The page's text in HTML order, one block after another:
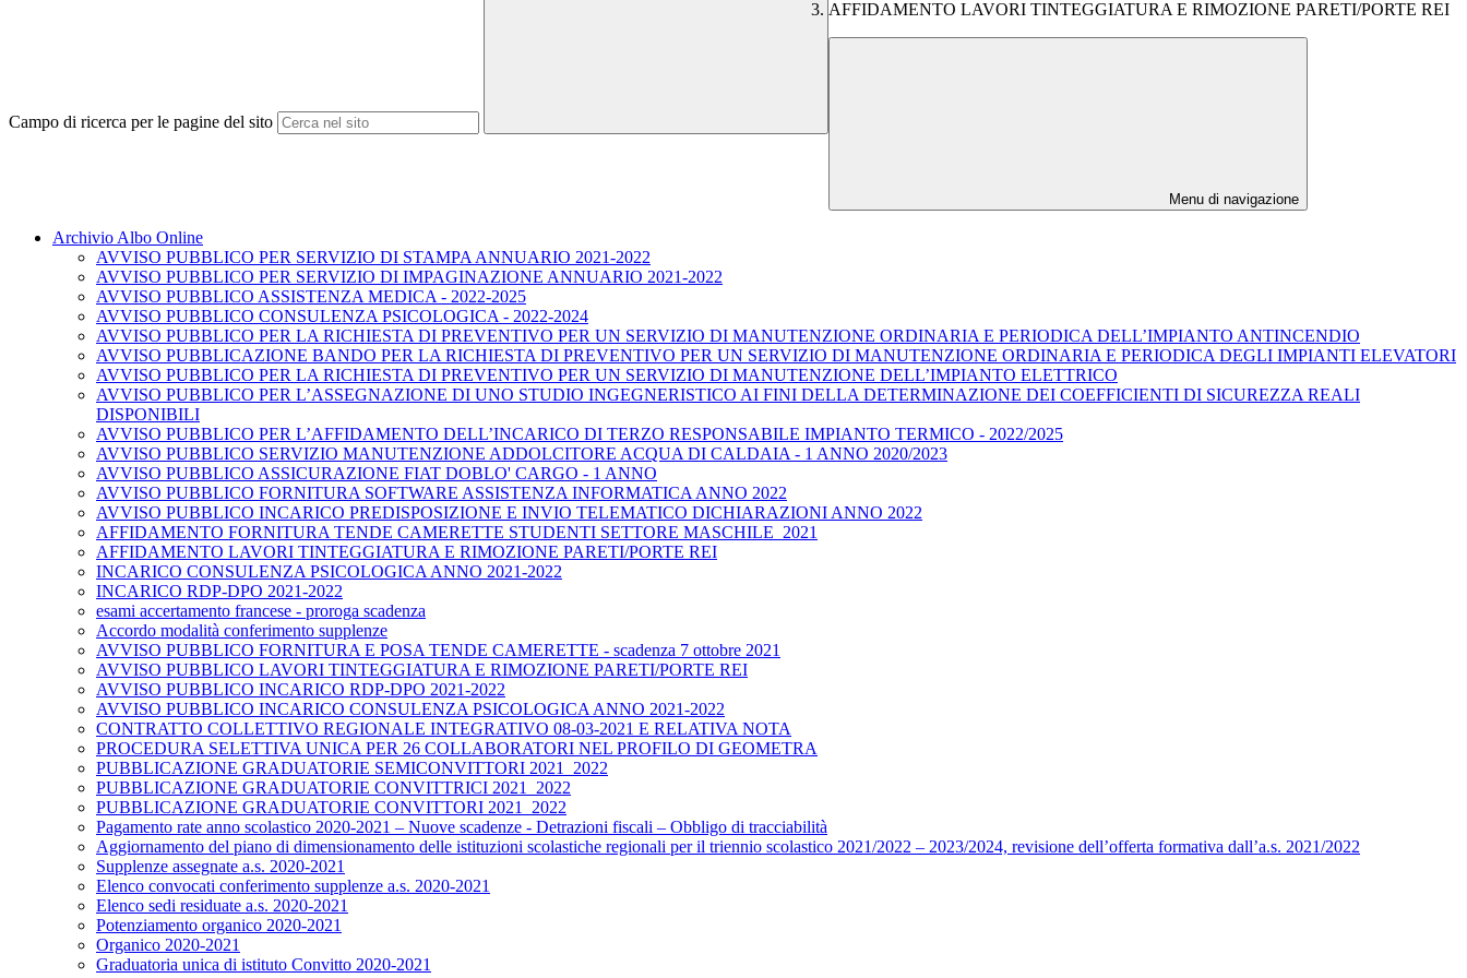
Campo di ricerca per le pagine del sito
AFFIDAMENTO LAVORI TINTEGGIATURA E RIMOZIONE PARETI/PORTE REI
Menu di navigazione
Archivio Albo Online
AVVISO PUBBLICO PER SERVIZIO DI STAMPA ANNUARIO 2021-2022
AVVISO PUBBLICO PER SERVIZIO DI IMPAGINAZIONE ANNUARIO 2021-2022
AVVISO PUBBLICO ASSISTENZA MEDICA - 2022-2025
AVVISO PUBBLICO CONSULENZA PSICOLOGICA - 2022-2024
AVVISO PUBBLICO PER LA RICHIESTA DI PREVENTIVO PER UN SERVIZIO DI MANUTENZIONE ORDINARIA E PERIODICA DELL’IMPIANTO ANTINCENDIO
AVVISO PUBBLICAZIONE BANDO PER LA RICHIESTA DI PREVENTIVO PER UN SERVIZIO DI MANUTENZIONE ORDINARIA E PERIODICA DEGLI IMPIANTI ELEVATORI
AVVISO PUBBLICO PER LA RICHIESTA DI PREVENTIVO PER UN SERVIZIO DI MANUTENZIONE DELL’IMPIANTO ELETTRICO
AVVISO PUBBLICO PER L’ASSEGNAZIONE DI UNO STUDIO INGEGNERISTICO AI FINI DELLA DETERMINAZIONE DEI COEFFICIENTI DI SICUREZZA REALI
DISPONIBILI
AVVISO PUBBLICO PER L’AFFIDAMENTO DELL’INCARICO DI TERZO RESPONSABILE IMPIANTO TERMICO - 2022/2025
AVVISO PUBBLICO SERVIZIO MANUTENZIONE ADDOLCITORE ACQUA DI CALDAIA - 1 ANNO 2020/2023
AVVISO PUBBLICO ASSICURAZIONE FIAT DOBLO' CARGO - 1 ANNO
AVVISO PUBBLICO FORNITURA SOFTWARE ASSISTENZA INFORMATICA ANNO 2022
AVVISO PUBBLICO INCARICO PREDISPOSIZIONE E INVIO TELEMATICO DICHIARAZIONI ANNO 2022
AFFIDAMENTO FORNITURA TENDE CAMERETTE STUDENTI SETTORE MASCHILE_2021
AFFIDAMENTO LAVORI TINTEGGIATURA E RIMOZIONE PARETI/PORTE REI
INCARICO CONSULENZA PSICOLOGICA ANNO 2021-2022
INCARICO RDP-DPO 2021-2022
esami accertamento francese - proroga scadenza
Accordo modalità conferimento supplenze
AVVISO PUBBLICO FORNITURA E POSA TENDE CAMERETTE - scadenza 7 ottobre 2021
AVVISO PUBBLICO LAVORI TINTEGGIATURA E RIMOZIONE PARETI/PORTE REI
AVVISO PUBBLICO INCARICO RDP-DPO 2021-2022
AVVISO PUBBLICO INCARICO CONSULENZA PSICOLOGICA ANNO 2021-2022
CONTRATTO COLLETTIVO REGIONALE INTEGRATIVO 08-03-2021 E RELATIVA NOTA
PROCEDURA SELETTIVA UNICA PER 26 COLLABORATORI NEL PROFILO DI GEOMETRA
PUBBLICAZIONE GRADUATORIE SEMICONVITTORI 2021_2022
PUBBLICAZIONE GRADUATORIE CONVITTRICI 2021_2022
PUBBLICAZIONE GRADUATORIE CONVITTORI 2021_2022
Pagamento rate anno scolastico 2020-2021 – Nuove scadenze - Detrazioni fiscali – Obbligo di tracciabilità
Aggiornamento del piano di dimensionamento delle istituzioni scolastiche regionali per il triennio scolastico 2021/2022 – 2023/2024, revisione dell’offerta formativa dall’a.s. 2021/2022
Supplenze assegnate a.s. 2020-2021
Elenco convocati conferimento supplenze a.s. 2020-2021
Elenco sedi residuate a.s. 2020-2021
Potenziamento organico 2020-2021
Organico 2020-2021
Graduatoria unica di istituto Convitto 2020-2021